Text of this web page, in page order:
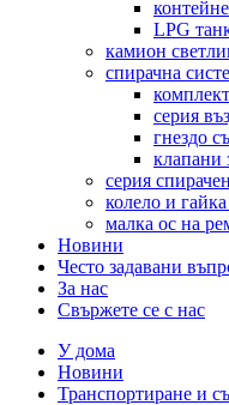
LPG
камион
спирачна
серия
гнездо
клапани
серия
колело и
малка ос на
Новини
Често задавани
За нас
Свържете се с нас
У дома
Новини
Транспортиране и